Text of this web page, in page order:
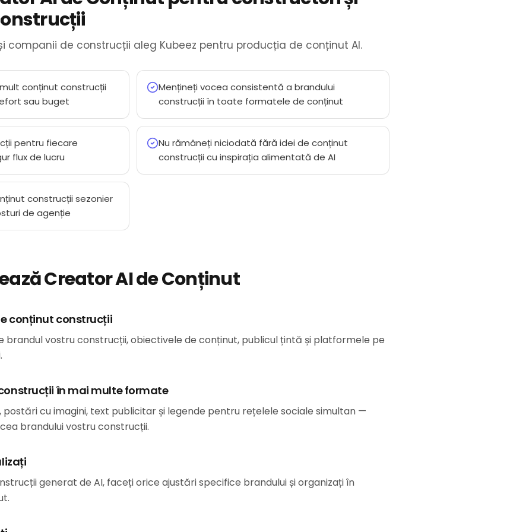
companii de construcții aleg Kubeez pentru producția de conținut AI.
conținut construcții
sau buget
Mențineți vocea consistentă a brandului
construcții în toate formatele de conținut
pentru fiecare
flux de lucru
Nu rămâneți niciodată fără idei de conținut
construcții cu inspirația alimentată de AI
construcții sezonier
de agenție
Creator AI de Conținut
conținut construcții
brandul vostru construcții, obiectivele de conținut, publicul țintă și platformele pe
în mai multe formate
postări cu imagini, text publicitar și legende pentru rețelele sociale simultan —
brandului vostru construcții.
generat de AI, faceți orice ajustări specifice brandului și organizați în